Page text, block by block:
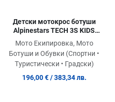
Детски мотокрос ботуши
Alpinestars TECH 3S KIDS
BLACK/WHITE/FLUOYELLOW
Мото Екипировка, Мото
Ботуши и Обувки (Спортни •
Туристически • Градски)
196,00 €/ 383,34 лв.